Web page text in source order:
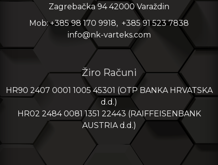
Zagrebačka 94 42000 Varaždin
Mob: +385 98 170 9918, +385 91 523 7838
info@nk-varteks.com
Žiro Računi
HR90 2407 0001 1005 45301 (OTP BANKA HRVATSKA
d.d.)
HR02 2484 0081 1351 22443 (RAIFFEISENBANK
AUSTRIA d.d.)